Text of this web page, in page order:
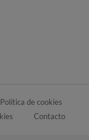
Política de cookies
Contacto